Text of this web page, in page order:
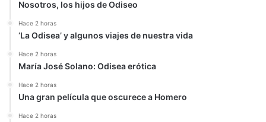
Nosotros, los hijos de Odiseo
Hace 2 horas
‘La Odisea’ y algunos viajes de nuestra vida
Hace 2 horas
María José Solano: Odisea erótica
Hace 2 horas
Una gran película que oscurece a Homero
Hace 2 horas